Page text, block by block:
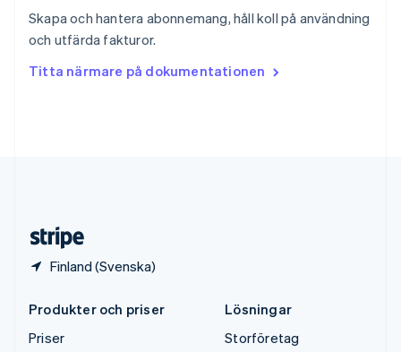
Skapa och hantera abonnemang, håll koll på användning
och utfärda fakturor.
Titta närmare på dokumentationen
Finland (Svenska)
Thailand
ไทยEnglish
English
Produkter och priser
Priser
Lösningar
Storföretag